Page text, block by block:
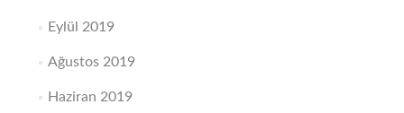
Eylül 2019
Ağustos 2019
Haziran 2019